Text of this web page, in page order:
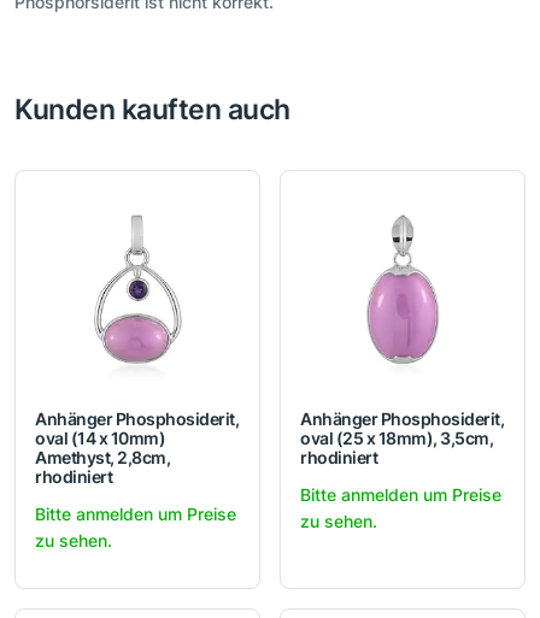
Kunden kauften auch
Anhänger Phosphosiderit,
oval (14 x 10mm)
Amethyst, 2,8cm,
rhodiniert
Bitte anmelden um Preise
zu sehen.
Anhänger Phosphosiderit,
oval (25 x 18mm), 3,5cm,
rhodiniert
Bitte anmelden um Preise
zu sehen.